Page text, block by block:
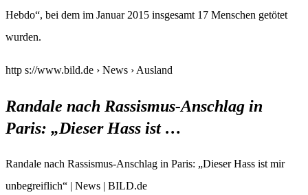
Hebdo“, bei dem im Januar 2015 insgesamt 17 Menschen getötet
wurden.
http s://www.bild.de › News › Ausland
Randale nach Rassismus-Anschlag in
Paris: „Dieser Hass ist …
Randale nach Rassismus-Anschlag in Paris: „Dieser Hass ist mir
unbegreiflich“ | News | BILD.de